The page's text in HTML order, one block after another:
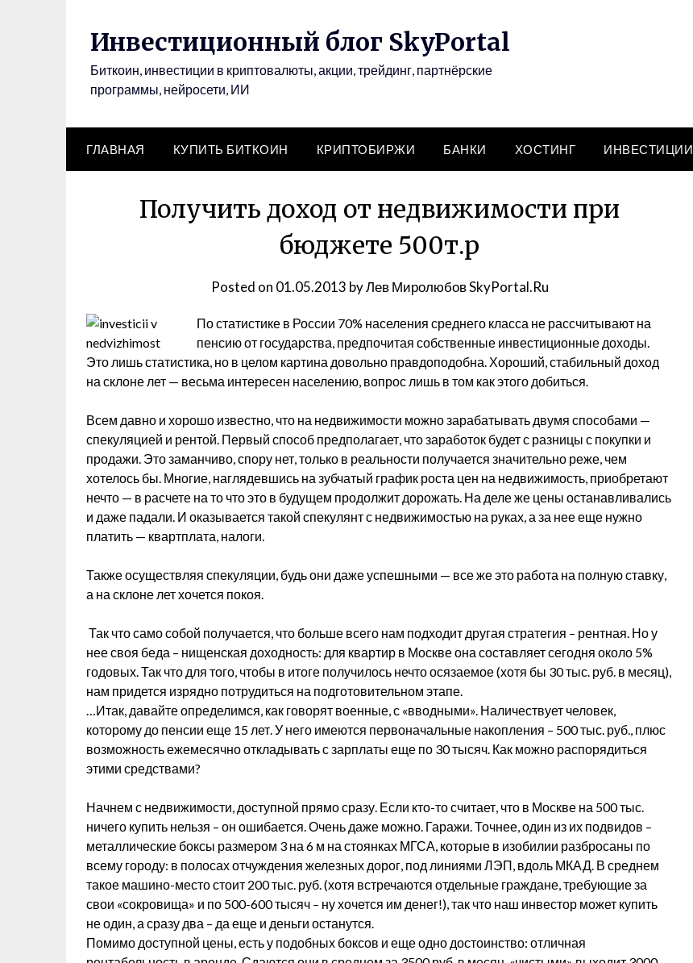
Инвестиционный блог SkyPortal
Биткоин, инвестиции в криптовалюты, акции, трейдинг, партнёрские
программы, нейросети, ИИ
ГЛАВНАЯ КУПИТЬ БИТКОИН КРИПТОБИРЖИ БАНКИ ХОСТИНГ ИНВЕСТИЦИИ
Получить доход от недвижимости при
бюджете 500т.р
Posted on 01.05.2013 byЛев Миролюбов SkyPortal.Ru
По статистике в России 70% населения среднего класса не рассчитывают на
пенсию от государства, предпочитая собственные инвестиционные доходы.
Это лишь статистика, но в целом картина довольно правдоподобна. Хороший, стабильный доход
на склоне лет — весьма интересен населению, вопрос лишь в том как этого добиться.
Всем давно и хорошо известно, что на недвижимости можно зарабатывать двумя способами —
спекуляцией и рентой. Первый способ предполагает, что заработок будет с разницы с покупки и
продажи. Это заманчиво, спору нет, только в реальности получается значительно реже, чем
хотелось бы. Многие, наглядевшись на зубчатый график роста цен на недвижимость, приобретают
нечто — в расчете на то что это в будущем продолжит дорожать. На деле же цены останавливались
и даже падали. И оказывается такой спекулянт с недвижимостью на руках, а за нее еще нужно
платить — квартплата, налоги.
Также осуществляя спекуляции, будь они даже успешными — все же это работа на полную ставку,
а на склоне лет хочется покоя.
Так что само собой получается, что больше всего нам подходит другая стратегия – рентная. Но у
нее своя беда – нищенская доходность: для квартир в Москве она составляет сегодня около 5%
годовых. Так что для того, чтобы в итоге получилось нечто осязаемое (хотя бы 30 тыс. руб. в месяц),
нам придется изрядно потрудиться на подготовительном этапе.
…Итак, давайте определимся, как говорят военные, с «вводными». Наличествует человек,
которому до пенсии еще 15 лет. У него имеются первоначальные накопления – 500 тыс. руб., плюс
возможность ежемесячно откладывать с зарплаты еще по 30 тысяч. Как можно распорядиться
этими средствами?
Начнем с недвижимости, доступной прямо сразу. Если кто-то считает, что в Москве на 500 тыс.
ничего купить нельзя – он ошибается. Очень даже можно. Гаражи. Точнее, один из их подвидов –
металлические боксы размером 3 на 6 м на стоянках МГСА, которые в изобилии разбросаны по
всему городу: в полосах отчуждения железных дорог, под линиями ЛЭП, вдоль МКАД. В среднем
такое машино-место стоит 200 тыс. руб. (хотя встречаются отдельные граждане, требующие за
свои «сокровища» и по 500-600 тысяч – ну хочется им денег!), так что наш инвестор может купить
не один, а сразу два – да еще и деньги останутся.
Помимо доступной цены, есть у подобных боксов и еще одно достоинство: отличная